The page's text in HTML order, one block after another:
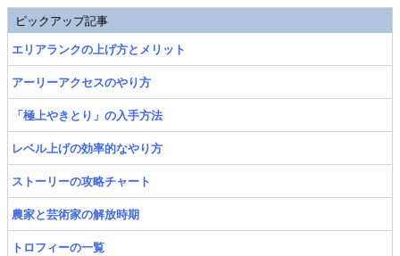
ピックアップ記事
エリアランクの上げ方とメリット
アーリーアクセスのやり方
「極上やきとり」の入手方法
レベル上げの効率的なやり方
ストーリーの攻略チャート
農家と芸術家の解放時期
トロフィーの一覧